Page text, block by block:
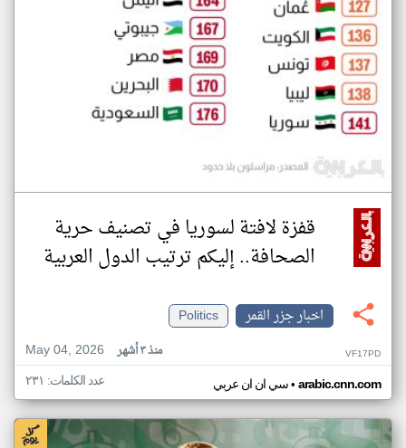
قفزة لافتة لسوريا في تصنيف حرية
الصحافة.. إليكم ترتيب الدول العربية
اخبار جزر القمر
Politics
May 04, 2026
منذ ٣ أشهر VF17PD
سي ان ان عربي• arabic.cnn.com عدد الكلمات: ٢٣١